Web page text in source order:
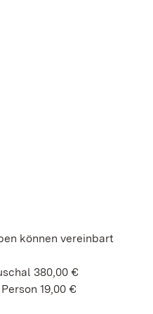
können vereinbart
380,00 €
19,00 €